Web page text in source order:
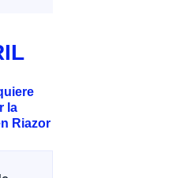
la
Riazor